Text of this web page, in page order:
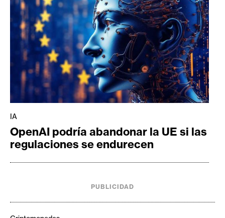
IA
OpenAI podría abandonar la UE si las
regulaciones se endurecen
PUBLICIDAD